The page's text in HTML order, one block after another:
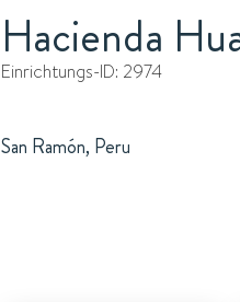
Hacienda
Einrichtungs-ID: 2974
San Ramón, Peru